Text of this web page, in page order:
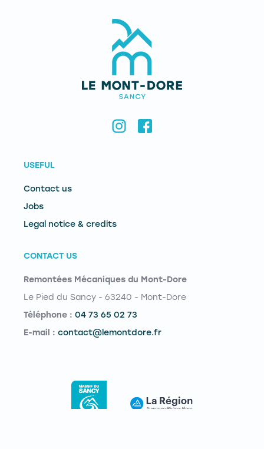
USEFUL
Contact us
Jobs
Legal notice & credits
CONTACT US
Remontées Mécaniques du Mont-Dore
Le Pied du Sancy - 63240 - Mont-Dore
Téléphone : 04 73 65 02 73
E-mail : contact@lemontdore.fr